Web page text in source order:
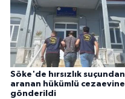
Söke'de hırsızlık suçundan
aranan hükümlü cezaevine
gönderildi